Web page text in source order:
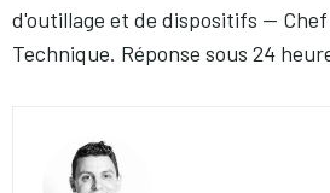
d'outillage et de dispositifs —
Technique. Réponse sous 24